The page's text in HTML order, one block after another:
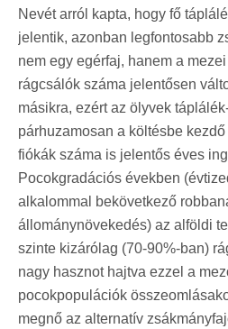
Nevét arról kapta, hogy fő
jelentik, azonban legfontosabb
nem egy egérfaj, hanem a
rágcsálók száma jelentősen
másikra, ezért az ölyvek
párhuzamosan a költésbe
fiókák száma is jelentős éves
Pocokgradációs években
alkalommal bekövetkező
állománynövekedés) az alföldi
szinte kizárólag (70-90%-ban)
nagy hasznot hajtva ezzel a
pocokpopulációk
megnő az alternatív